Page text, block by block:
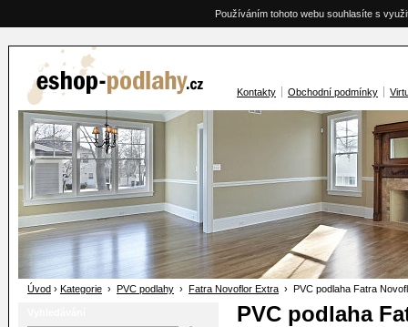
Používáním tohoto webu souhlasíte s
Kontakty Obchodní podmínky
Úvod › Kategorie › PVC podlahy › Fatra Novoflor Extra › PVC podlaha Fatra
PVC podlaha